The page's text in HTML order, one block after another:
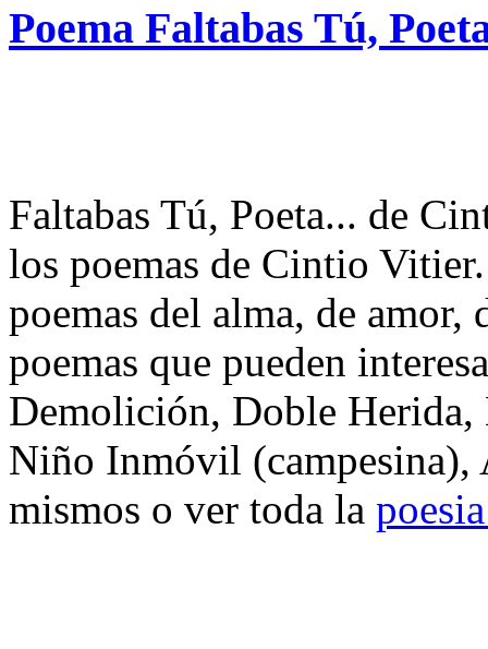
Poema Faltabas Tú,
Faltabas Tú, Poeta... de
los poemas de Cintio
poemas del alma, de
poemas que pueden
Demolición, Doble
Niño Inmóvil (campesina),
mismos o ver toda la